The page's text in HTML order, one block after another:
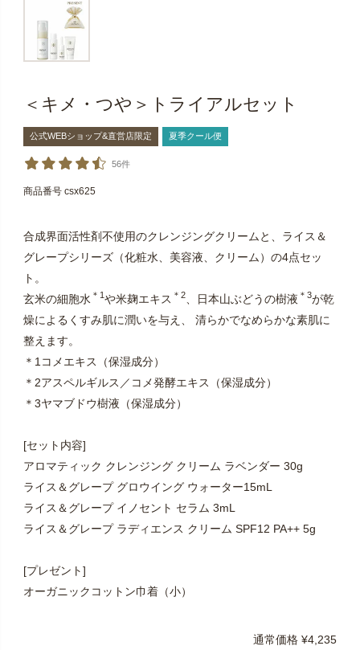
＜キメ・つや＞トライアルセット
公式WEBショップ&直営店限定 夏季クール便
56件
商品番号 csx625
合成界面活性剤不使用のクレンジングクリームと、ライス＆
グレープシリーズ（化粧水、美容液、クリーム）の4点セッ
ト。
玄米の細胞水 ＊1 や米麹エキス ＊2、日本山ぶどうの樹液 ＊3が乾
燥によるくすみ肌に潤いを与え、 清らかでなめらかな素肌に
整えます。
＊1コメエキス（保湿成分）
＊2アスペルギルス／コメ発酵エキス（保湿成分）
＊3ヤマブドウ樹液（保湿成分）
[セット内容]
アロマティック クレンジング クリーム ラベンダー 30g
ライス＆グレープ グロウイング ウォーター15mL
ライス＆グレープ イノセント セラム 3mL
ライス＆グレープ ラディエンス クリーム SPF12 PA++ 5g
[プレゼント]
オーガニックコットン巾着（小）
通常価格 ¥4,235